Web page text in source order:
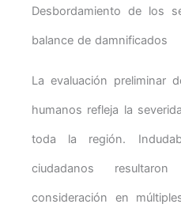
Desbordamiento de los
balance de damnificados
La evaluación preliminar
humanos refleja la
toda la región.
ciudadanos
consideración en